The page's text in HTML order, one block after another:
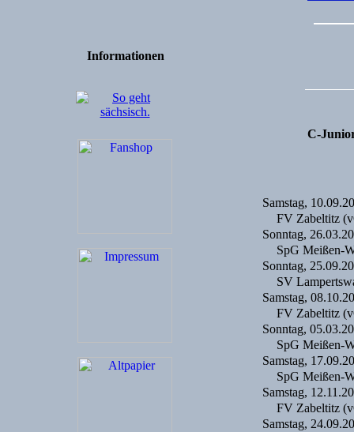
Informationen
C-
Samstag,
FV Zabeltitz
Sonntag,
SpG Meißen-
Sonntag,
SV
Samstag,
FV Zabeltitz
Sonntag,
SpG Meißen-
Samstag,
SpG Meißen-
Samstag,
FV Zabeltitz
Samstag,